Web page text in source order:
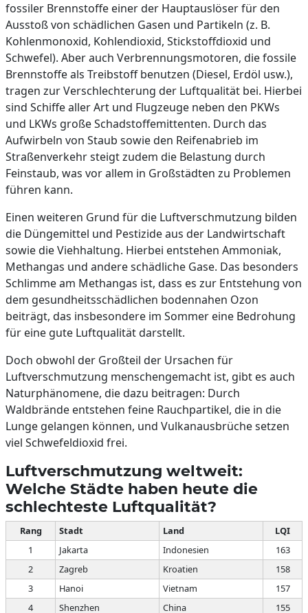
fossiler Brennstoffe einer der Hauptauslöser für den
Ausstoß von schädlichen Gasen und Partikeln (z. B.
Kohlenmonoxid, Kohlendioxid, Stickstoffdioxid und
Schwefel). Aber auch Verbrennungsmotoren, die fossile
Brennstoffe als Treibstoff benutzen (Diesel, Erdöl usw.),
tragen zur Verschlechterung der Luftqualität bei. Hierbei
sind Schiffe aller Art und Flugzeuge neben den PKWs
und LKWs große Schadstoffemittenten. Durch das
Aufwirbeln von Staub sowie den Reifenabrieb im
Straßenverkehr steigt zudem die Belastung durch
Feinstaub, was vor allem in Großstädten zu Problemen
führen kann.
Einen weiteren Grund für die Luftverschmutzung bilden
die Düngemittel und Pestizide aus der Landwirtschaft
sowie die Viehhaltung. Hierbei entstehen Ammoniak,
Methangas und andere schädliche Gase. Das besonders
Schlimme am Methangas ist, dass es zur Entstehung von
dem gesundheitsschädlichen bodennahen Ozon
beiträgt, das insbesondere im Sommer eine Bedrohung
für eine gute Luftqualität darstellt.
Doch obwohl der Großteil der Ursachen für
Luftverschmutzung menschengemacht ist, gibt es auch
Naturphänomene, die dazu beitragen: Durch
Waldbrände entstehen feine Rauchpartikel, die in die
Lunge gelangen können, und Vulkanausbrüche setzen
viel Schwefeldioxid frei.
Luftverschmutzung weltweit:
Welche Städte haben heute die
schlechteste Luftqualität?
Rang Stadt Land
LQI
1
Jakarta Indonesien
163
2
Zagreb Kroatien
158
3
Hanoi Vietnam
157
4
Shenzhen China 155